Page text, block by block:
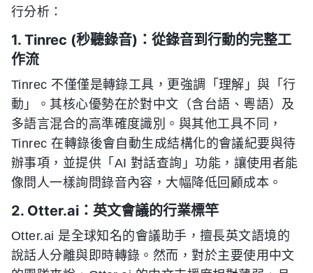
行分析：
1. Tinrec (秒聽錄音)：從錄音到行動的完整工
作流
Tinrec 不僅僅是轉錄工具，更強調「理解」與「行
動」。其核心優勢在於對中文（含台語、粵語）及
多語言混合的高準確度識別。與其他工具不同，
Tinrec 在轉錄後會自動生成結構化的會議紀要與待
辦事項，並提供「AI 對話查詢」功能，讓使用者能
像問人一樣詢問錄音內容，大幅降低回顧成本。
2. Otter.ai：英文會議的行業標竿
Otter.ai 是全球知名的會議助手，擅長英文語境的
說話人分離與即時轉錄。然而，對於主要使用中文